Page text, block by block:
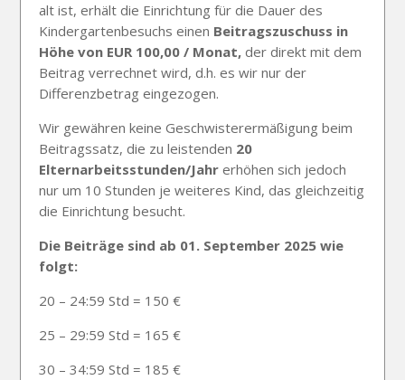
alt ist, erhält die Einrichtung für die Dauer des
Kindergartenbesuchs einen Beitragszuschuss in
Höhe von EUR 100,00 / Monat, der direkt mit dem
Beitrag verrechnet wird, d.h. es wir nur der
Differenzbetrag eingezogen.
Wir gewähren keine Geschwisterermäßigung beim
Beitragssatz, die zu leistenden 20
Elternarbeitsstunden/Jahrerhöhen sich jedoch
nur um 10 Stunden je weiteres Kind, das gleichzeitig
die Einrichtung besucht.
Die Beiträge sind ab 01. September 2025 wie
folgt:
20 – 24:59 Std = 150 €
25 – 29:59 Std = 165 €
30 – 34:59 Std = 185 €